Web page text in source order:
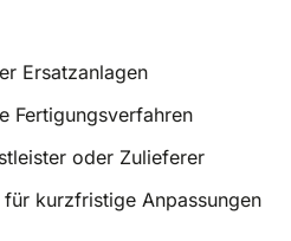
Ersatzanlagen
Fertigungsverfahren
oder Zulieferer
kurzfristige Anpassungen